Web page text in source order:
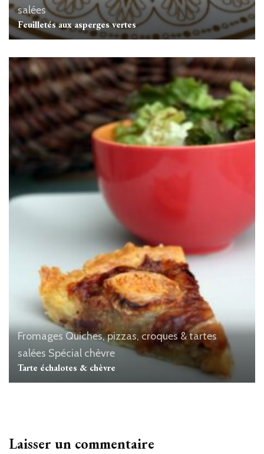
salées
Feuilletés aux asperges vertes
Fromages Quiches, pizzas, croques & tartes
salées Spécial chèvre
Tarte échalotes & chèvre
Laisser un commentaire